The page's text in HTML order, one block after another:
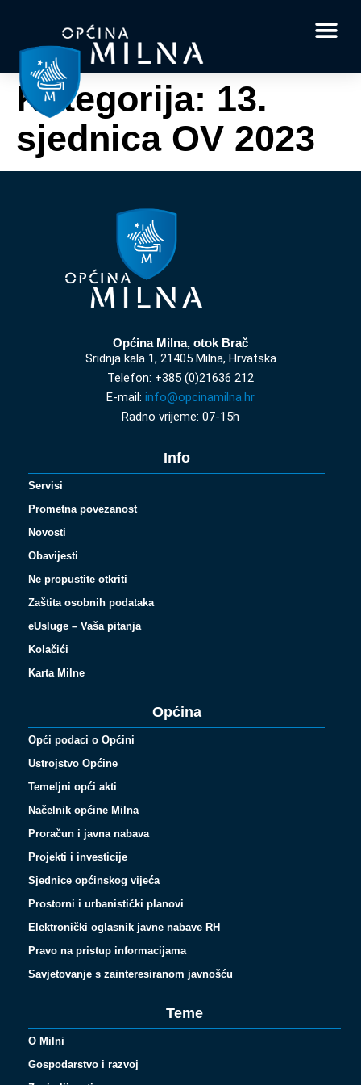
Kategorija: 13.
sjednica OV 2023
Općina Milna, otok Brač
Sridnja kala 1, 21405 Milna, Hrvatska
Telefon: +385 (0)21636 212
E-mail: info@opcinamilna.hr
Radno vrijeme: 07-15h
Info
Servisi
Prometna povezanost
Novosti
Obavijesti
Ne propustite otkriti
Zaštita osobnih podataka
eUsluge – Vaša pitanja
Kolačići
Karta Milne
Općina
Opći podaci o Općini
Ustrojstvo Općine
Temeljni opći akti
Načelnik općine Milna
Proračun i javna nabava
Projekti i investicije
Sjednice općinskog vijeća
Prostorni i urbanistički planovi
Elektronički oglasnik javne nabave RH
Pravo na pristup informacijama
Savjetovanje s zainteresiranom javnošću
Teme
O Milni
Gospodarstvo i razvoj